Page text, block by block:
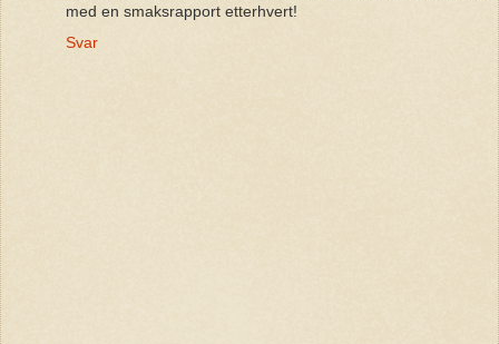
med en smaksrapport etterhvert!
Svar